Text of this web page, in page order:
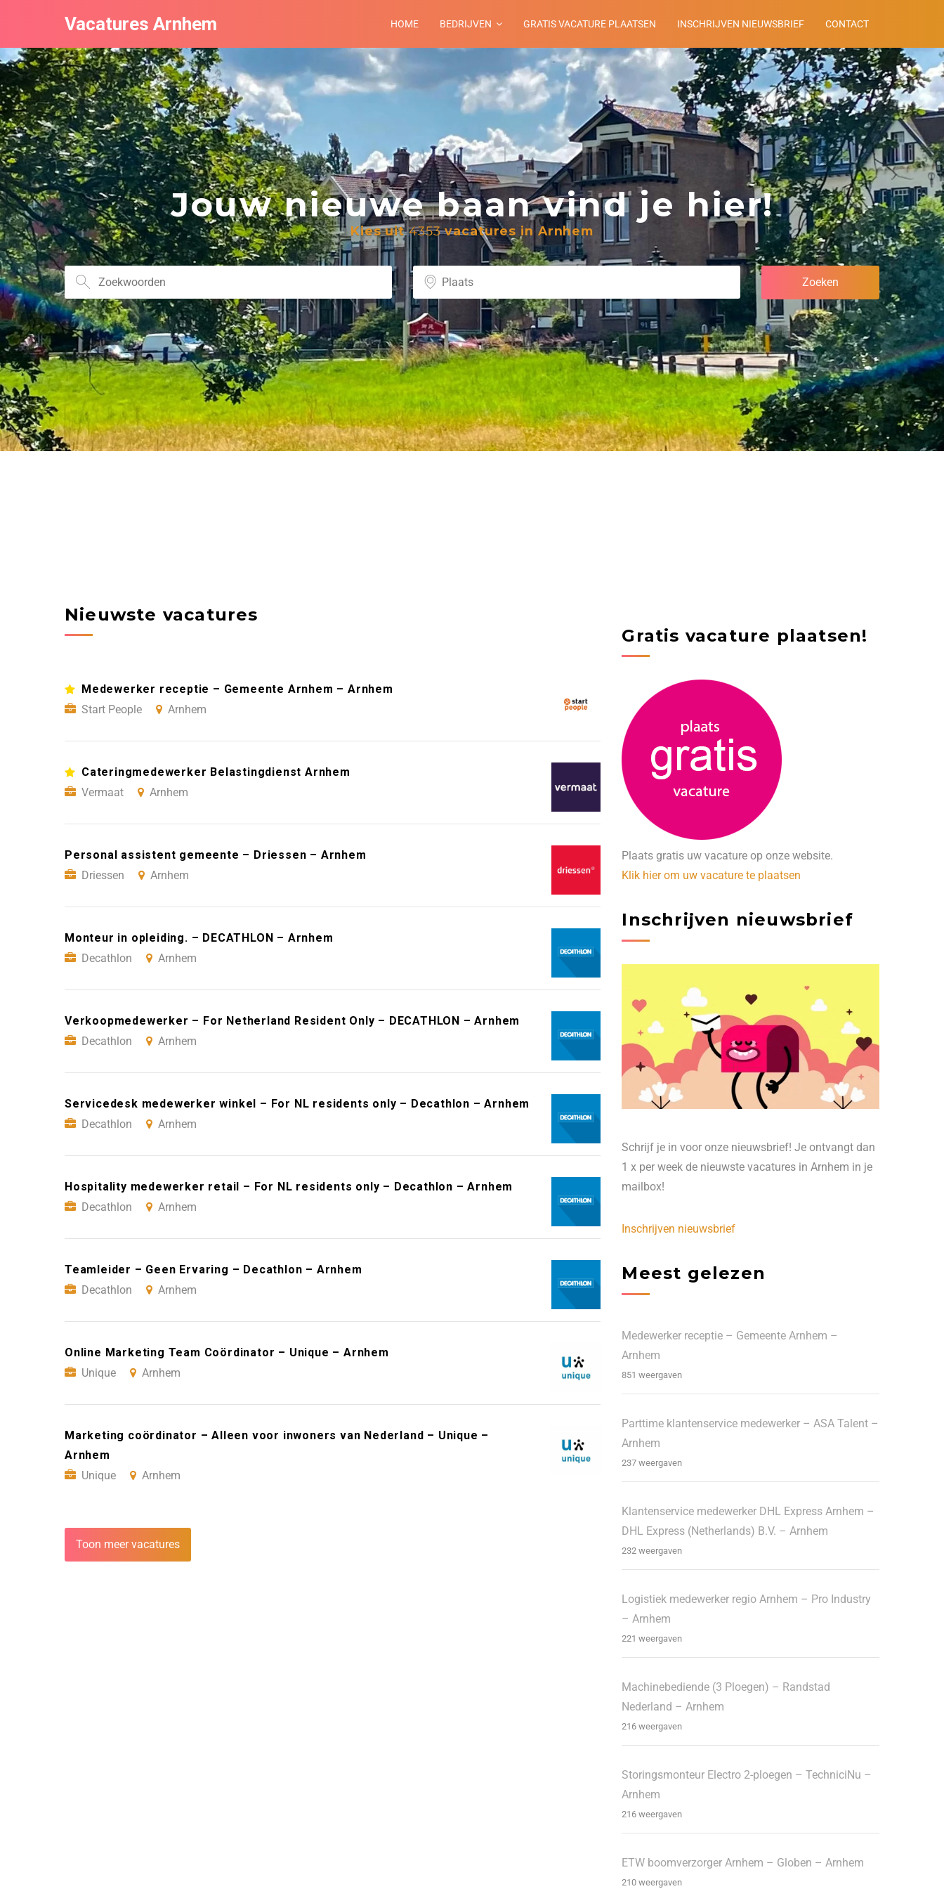
Vacatures Arnhem HOME BEDRIJVEN GRATIS VACATURE PLAATSEN INSCHRIJVEN NIEUWSBRIEF CONTACT
Jouw nieuwe baan vind je hier!
Kies uit4353vacatures in Arnhem
Nieuwste vacatures
Medewerker receptie – Gemeente Arnhem – Arnhem
Start People
Arnhem
Cateringmedewerker Belastingdienst Arnhem
Vermaat
Arnhem
Personal assistent gemeente – Driessen – Arnhem
Driessen
Arnhem
Monteur in opleiding. – DECATHLON – Arnhem
Decathlon
Arnhem
Verkoopmedewerker – For Netherland Resident Only – DECATHLON – Arnhem
Decathlon
Arnhem
Servicedesk medewerker winkel – For NL residents only – Decathlon – Arnhem
Decathlon
Arnhem
Hospitality medewerker retail – For NL residents only – Decathlon – Arnhem
Decathlon
Arnhem
Teamleider – Geen Ervaring – Decathlon – Arnhem
Decathlon
Arnhem
Online Marketing Team Coördinator – Unique – Arnhem
Unique
Arnhem
Marketing coördinator – Alleen voor inwoners van Nederland – Unique –
Arnhem
Unique
Arnhem
Toon meer vacatures
Gratis vacature plaatsen!
Plaats gratis uw vacature op onze website.
Klik hier om uw vacature te plaatsen
Inschrijven nieuwsbrief
Schrijf je in voor onze nieuwsbrief! Je ontvangt dan
1 x per week de nieuwste vacatures in Arnhem in je
mailbox!
Inschrijven nieuwsbrief
Meest gelezen
Medewerker receptie – Gemeente Arnhem –
Arnhem
851 weergaven
Parttime klantenservice medewerker – ASA Talent –
Arnhem
237 weergaven
Klantenservice medewerker DHL Express Arnhem –
DHL Express (Netherlands) B.V. – Arnhem
232 weergaven
Logistiek medewerker regio Arnhem – Pro Industry
– Arnhem
221 weergaven
Machinebediende (3 Ploegen) – Randstad
Nederland – Arnhem
216 weergaven
Storingsmonteur Electro 2-ploegen – TechniciNu –
Arnhem
216 weergaven
ETW boomverzorger Arnhem – Globen – Arnhem
210 weergaven